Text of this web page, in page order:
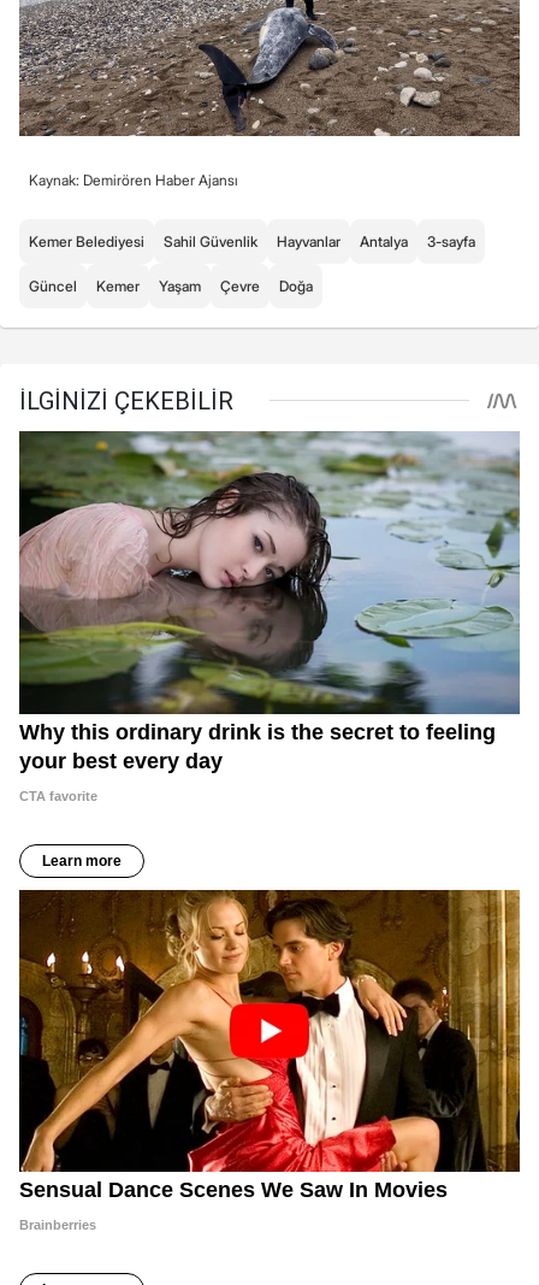
Kaynak: Demirören Haber Ajansı
Kemer Belediyesi Sahil Güvenlik Hayvanlar Antalya 3-sayfa
Güncel Kemer Yaşam Çevre Doğa